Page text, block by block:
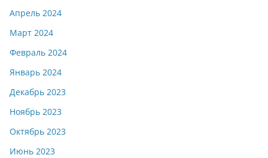
Апрель 2024
Март 2024
Февраль 2024
Январь 2024
Декабрь 2023
Ноябрь 2023
Октябрь 2023
Июнь 2023